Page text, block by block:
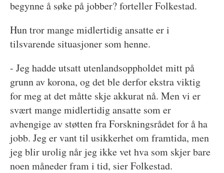
begynne å søke på jobber? forteller Folkestad.
Hun tror mange midlertidig ansatte er i
tilsvarende situasjoner som henne.
- Jeg hadde utsatt utenlandsoppholdet mitt på
grunn av korona, og det ble derfor ekstra viktig
for meg at det måtte skje akkurat nå. Men vi er
svært mange midlertidig ansatte som er
avhengige av støtten fra Forskningsrådet for å ha
jobb. Jeg er vant til usikkerhet om framtida, men
jeg blir urolig når jeg ikke vet hva som skjer bare
noen måneder fram i tid, sier Folkestad.